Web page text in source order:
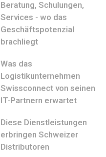
Beratung, Schulungen,
Services - wo das
Geschäftspotenzial
brachliegt
Was das
Logistikunternehmen
Swissconnect von seinen
IT-Partnern erwartet
Diese Dienstleistungen
erbringen Schweizer
Distributoren